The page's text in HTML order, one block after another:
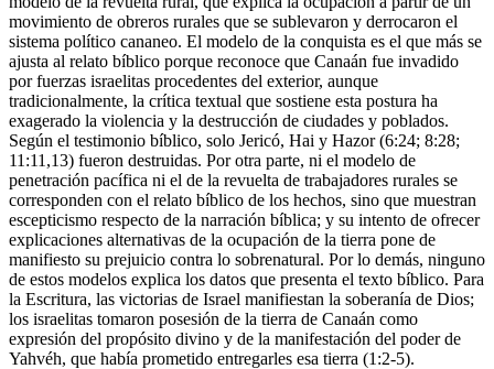
movimiento de obreros rurales que se sublevaron y derrocaron el
sistema político cananeo. El modelo de la conquista es el que más se
ajusta al relato bíblico porque reconoce que Canaán fue invadido
por fuerzas israelitas procedentes del exterior, aunque
tradicionalmente, la crítica textual que sostiene esta postura ha
exagerado la violencia y la destrucción de ciudades y poblados.
Según el testimonio bíblico, solo Jericó, Hai y Hazor (6:24; 8:28;
11:11,13) fueron destruidas. Por otra parte, ni el modelo de
penetración pacífica ni el de la revuelta de trabajadores rurales se
corresponden con el relato bíblico de los hechos, sino que muestran
escepticismo respecto de la narración bíblica; y su intento de ofrecer
explicaciones alternativas de la ocupación de la tierra pone de
manifiesto su prejuicio contra lo sobrenatural. Por lo demás, ninguno
de estos modelos explica los datos que presenta el texto bíblico. Para
la Escritura, las victorias de Israel manifiestan la soberanía de Dios;
los israelitas tomaron posesión de la tierra de Canaán como
expresión del propósito divino y de la manifestación del poder de
Yahvéh, que había prometido entregarles esa tierra (1:2-5).